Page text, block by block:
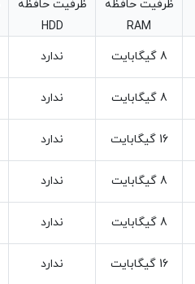
ظرفیت حافظه
RAM
ظرفیت حافظه
HDD
8 گیگابایت ندارد
8 گیگابایت ندارد
16 گیگابایت ندارد
8 گیگابایت ندارد
8 گیگابایت ندارد
16 گیگابایت ندارد